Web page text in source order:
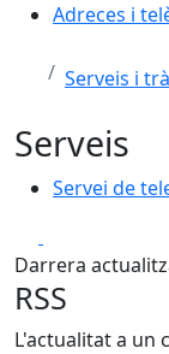
Adreces i
Serveis i
Serveis
Servei de
Servei de
Darrera
RSS
L'actualitat a un